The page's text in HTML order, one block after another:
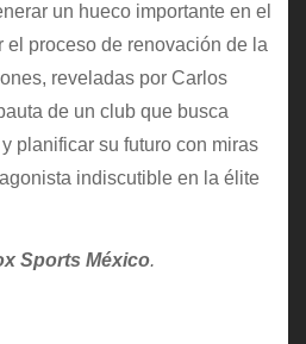
un hueco importante en el
el proceso de renovación de la
reveladas por Carlos
de un club que busca
planificar su futuro con miras
indiscutible en la élite
Sports México.